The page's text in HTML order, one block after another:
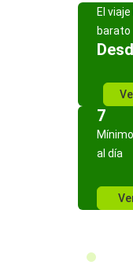
El
barato
7
al día